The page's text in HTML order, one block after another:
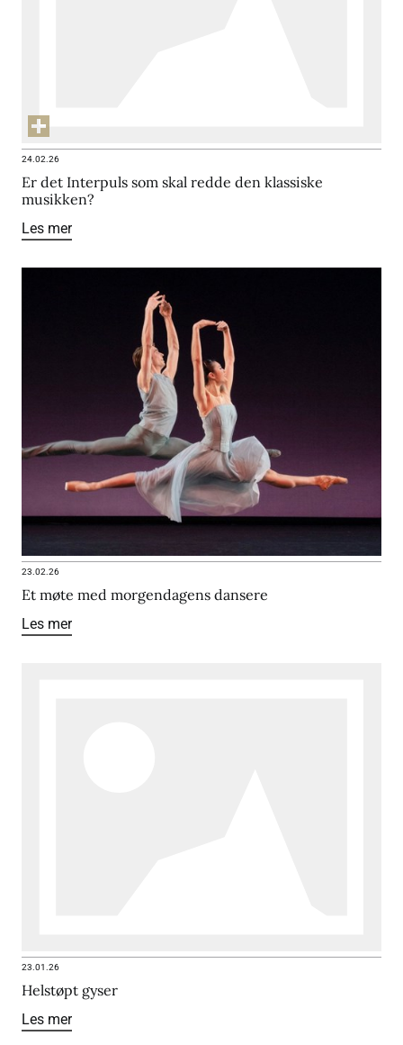
24.02.26
Er det Interpuls som skal redde den klassiske
musikken?
Les mer
23.02.26
Et møte med morgendagens dansere
Les mer
23.01.26
Helstøpt gyser
Les mer